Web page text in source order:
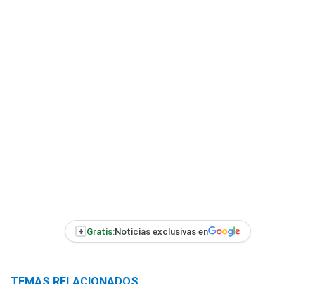
+ Gratis:Noticias exclusivas en